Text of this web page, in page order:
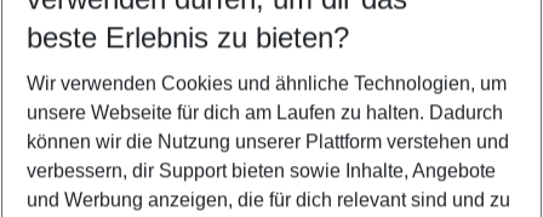
5-8 Nächte
2 Erwachsene Keine Kinder
Mehr Filter anzeigen
beste Erlebnis zu bieten?
Wir verwenden Cookies und ähnliche Technologien, um
unsere Webseite für dich am Laufen zu halten. Dadurch
können wir die Nutzung unserer Plattform verstehen und
verbessern, dir Support bieten sowie Inhalte, Angebote
und Werbung anzeigen, die für dich relevant sind und zu